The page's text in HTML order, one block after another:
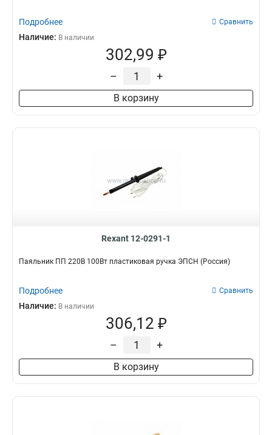
Подробнее Сравнить
Наличие: В наличии
302,99 ₽
– +
В корзину
Rexant 12-0291-1
Паяльник ПП 220В 100Вт пластиковая ручка ЭПСН (Россия)
Подробнее Сравнить
Наличие: В наличии
306,12 ₽
– +
В корзину